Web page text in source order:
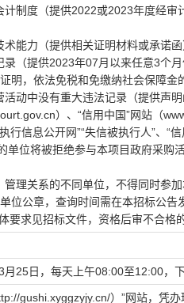
制度（提供2022或2023年度经
能力（提供相关证明材料或承诺函
（提供2023年07月以来任意3个
明，依法免税和免缴纳社会保障金
动中没有重大违法记录（提供声明
）、“信用中国”网站（
信息公开网”“失信被执行人”、“
单位将被拒绝参与本项目政府采
理关系的不同单位，不得同时参
位公章，查询时间需在本招标公告
要求见招标文件，资格后审不合格
25日，每天上午08:00至12:00，
gushi.xyggzyjy.cn/）”网站，凭